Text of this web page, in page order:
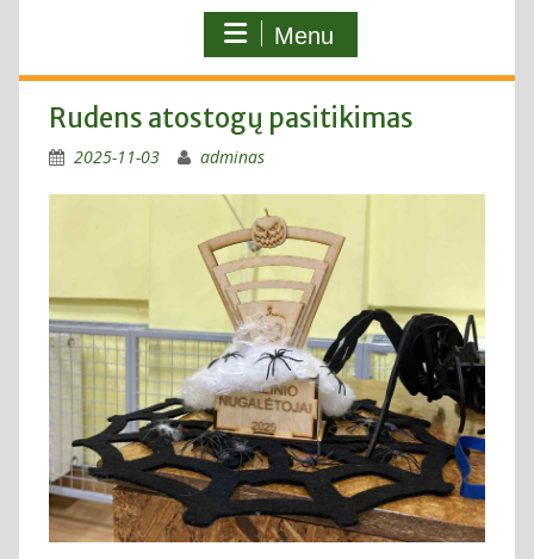
Menu
Rudens atostogų pasitikimas
2025-11-03 adminas